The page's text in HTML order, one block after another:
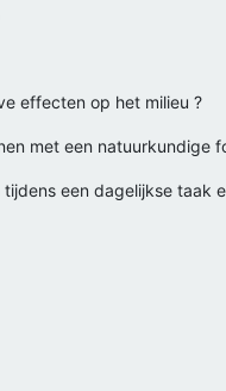
effecten op het milieu ?
met een natuurkundige
een dagelijkse taak